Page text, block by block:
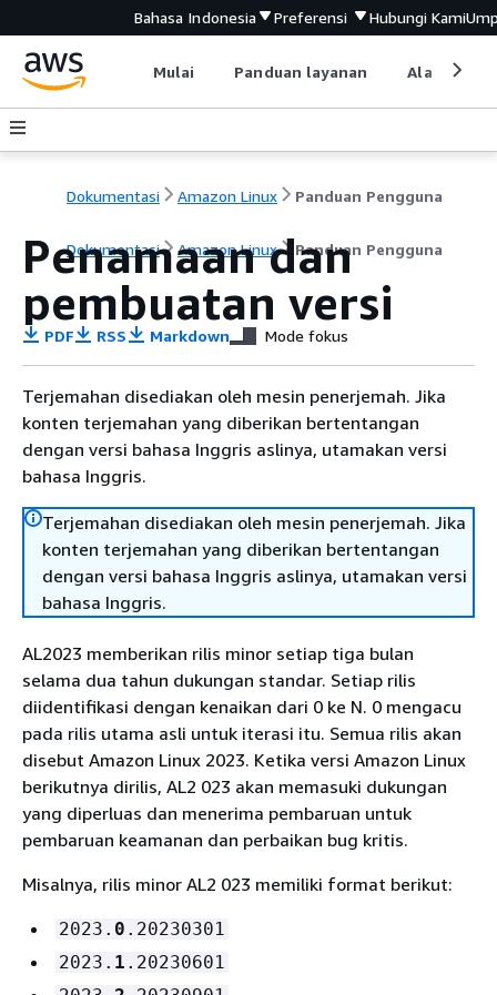
Bahasa Indonesia Preferensi Hubungi Kami
Mulai Panduan layanan Alat
Dokumentasi Amazon Linux Panduan Pengguna
Dokumentasi Amazon Linux Panduan Pengguna
Penamaan dan
pembuatan versi
PDF RSS Markdown Mode fokus
Terjemahan disediakan oleh mesin penerjemah. Jika
konten terjemahan yang diberikan bertentangan
dengan versi bahasa Inggris aslinya, utamakan versi
bahasa Inggris.
Terjemahan disediakan oleh mesin penerjemah. Jika
konten terjemahan yang diberikan bertentangan
dengan versi bahasa Inggris aslinya, utamakan versi
bahasa Inggris.
AL2023 memberikan rilis minor setiap tiga bulan
selama dua tahun dukungan standar. Setiap rilis
diidentifikasi dengan kenaikan dari 0 ke N. 0 mengacu
pada rilis utama asli untuk iterasi itu. Semua rilis akan
disebut Amazon Linux 2023. Ketika versi Amazon Linux
berikutnya dirilis, AL2 023 akan memasuki dukungan
yang diperluas dan menerima pembaruan untuk
pembaruan keamanan dan perbaikan bug kritis.
Misalnya, rilis minor AL2 023 memiliki format berikut:
2023. 0 .20230301
2023. 1 .20230601